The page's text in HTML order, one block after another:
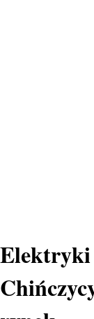
Elektryki